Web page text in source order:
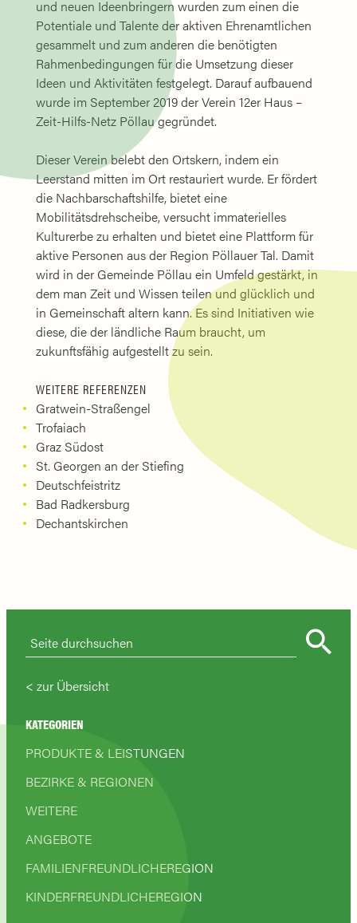
und neuen Ideenbringern wurden zum einen die
Potentiale und Talente der aktiven Ehrenamtlichen
gesammelt und zum anderen die benötigten
Rahmenbedingungen für die Umsetzung dieser
Ideen und Aktivitäten festgelegt. Darauf aufbauend
wurde im September 2019 der Verein 12er Haus –
Zeit-Hilfs-Netz Pöllau gegründet.
Dieser Verein belebt den Ortskern, indem ein
Leerstand mitten im Ort restauriert wurde. Er fördert
die Nachbarschaftshilfe, bietet eine
Mobilitätsdrehscheibe, versucht immaterielles
Kulturerbe zu erhalten und bietet eine Plattform für
aktive Personen aus der Region Pöllauer Tal. Damit
wird in der Gemeinde Pöllau ein Umfeld gestärkt, in
dem man Zeit und Wissen teilen und glücklich und
in Gemeinschaft altern kann. Es sind Initiativen wie
diese, die der ländliche Raum braucht, um
zukunftsfähig aufgestellt zu sein.
WEITERE REFERENZEN
Gratwein-Straßengel
Trofaiach
Graz Südost
St. Georgen an der Stiefing
Deutschfeistritz
Bad Radkersburg
Dechantskirchen
zur Übersicht
KATEGORIEN
PRODUKTE & LEISTUNGEN
BEZIRKE & REGIONEN
WEITERE
ANGEBOTE
FAMILIENFREUNDLICHEREGION
KINDERFREUNDLICHEREGION